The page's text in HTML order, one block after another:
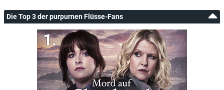
Die Top 3 der purpurnen Flüsse-Fans